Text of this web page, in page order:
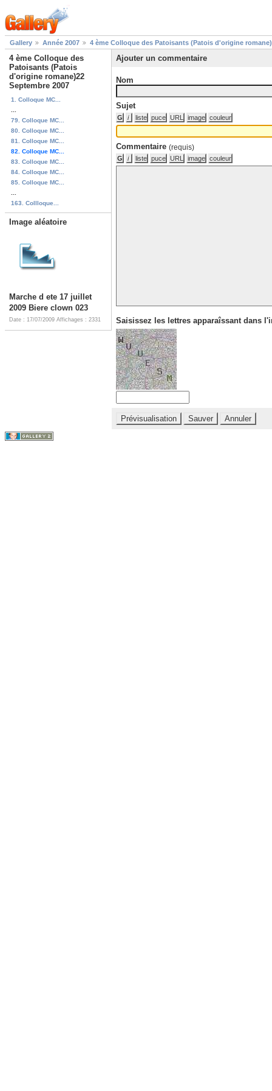
Gallery Année 2007 4 ème Colloque des Patoisants (Patois d'origine
4 ème Colloque des
Patoisants (Patois
d'origine romane)22
Septembre 2007
1. Colloque MC...
79. Colloque MC...
80. Colloque MC...
81. Colloque MC...
82. Colloque MC...
83. Colloque MC...
84. Colloque MC...
85. Colloque MC...
163. Collloque...
Image aléatoire
Marche d ete 17 juillet
2009 Biere clown 023
Date : 17/07/2009 Affichages : 2331
Ajouter un commentaire
Nom
Sujet
Commentaire (requis)
Saisissez les lettres apparaîssant dans